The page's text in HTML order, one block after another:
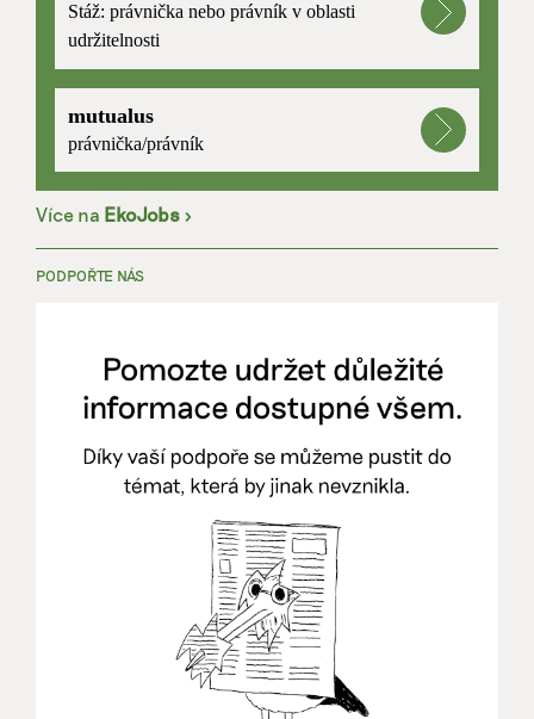
Stáž: právnička nebo právník v oblasti
udržitelnosti
mutualus
právnička/právník
Více na EkoJobs >
PODPOŘTE NÁS